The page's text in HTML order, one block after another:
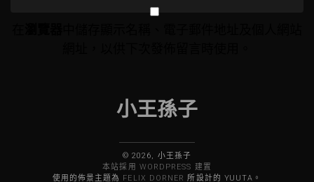
小王孫子
© 2026, 小王孫子
本站採用 WORDPRESS 建置
使用的佈景主題為 FELIX DORNER 所設計的 YUUTA。